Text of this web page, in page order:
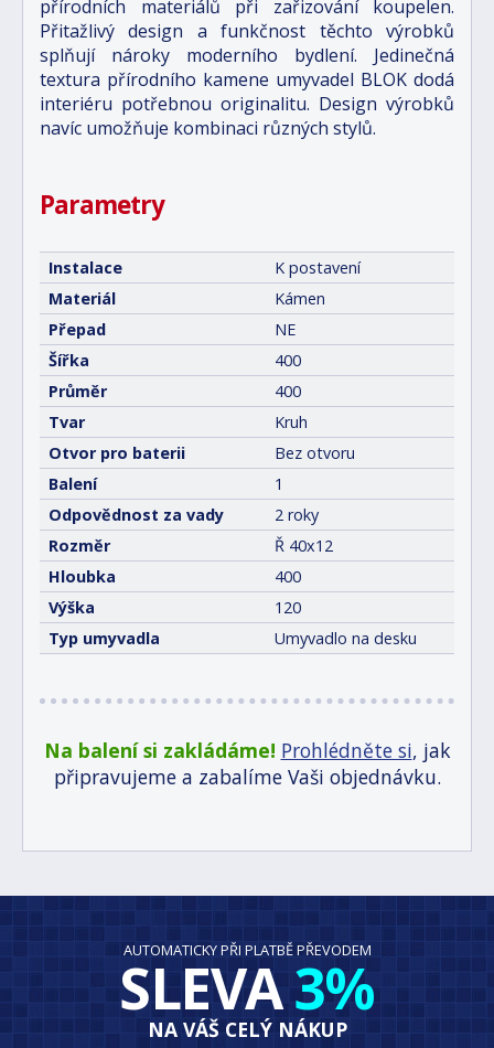
přírodních materiálů při zařizování koupelen.
Přitažlivý design a funkčnost těchto výrobků
splňují nároky moderního bydlení. Jedinečná
textura přírodního kamene umyvadel BLOK dodá
interiéru potřebnou originalitu. Design výrobků
navíc umožňuje kombinaci různých stylů.
Parametry
Instalace
K postavení
Materiál
Kámen
Přepad
NE
Šířka
400
Průměr
400
Tvar
Kruh
Otvor pro baterii
Bez otvoru
Balení
1
Odpovědnost za vady
2 roky
Rozměr
Ř 40x12
Hloubka
400
Výška
120
Typ umyvadla
Umyvadlo na desku
Na balení si zakládáme! Prohlédněte si, jak
připravujeme a zabalíme Vaši objednávku.
AUTOMATICKY PŘI PLATBĚ PŘEVODEM
SLEVA3%
NA VÁŠ CELÝ NÁKUP